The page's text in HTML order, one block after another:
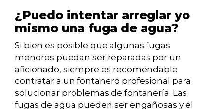
¿Puedo intentar arreglar yo
mismo una fuga de agua?
Si bien es posible que algunas fugas
menores puedan ser reparadas por un
aficionado, siempre es recomendable
contratar a un fontanero profesional para
solucionar problemas de fontanería. Las
fugas de agua pueden ser engañosas y el